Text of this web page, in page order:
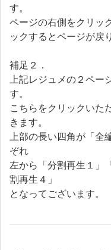
す。
ページの右側をクリッ
ックするとページが戻
補足２．
上記レジュメの２ペー
す。
こちらをクリックいた
きます。
上部の長い四角が「全
ぞれ
左から「分割再生１」
割再生４」
となってございます。